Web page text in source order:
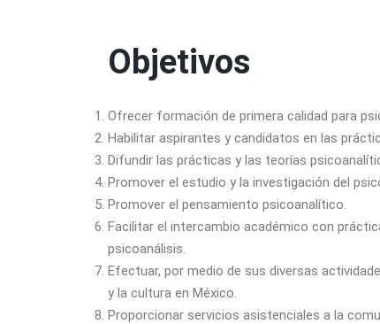
Objetivos
Ofrecer formación de primera calidad para
Habilitar aspirantes y candidatos en las
Difundir las prácticas y las teorías
Promover el estudio y la investigación del
Promover el pensamiento psicoanalítico.
Facilitar el intercambio académico con
psicoanálisis.
Efectuar, por medio de sus diversas
y la cultura en México.
Proporcionar servicios asistenciales a la